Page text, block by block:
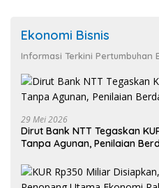
Ekonomi Bisnis
Informasi Terkini Pertumbuhan
29 Mei 2026
Dirut Bank NTT Tegaskan
Tanpa Agunan, Penilaian